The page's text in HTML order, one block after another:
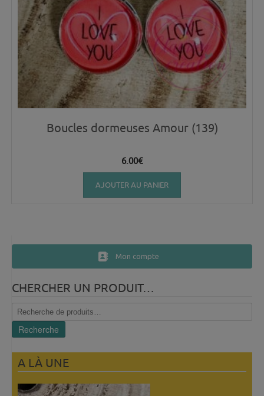
Boucles dormeuses Amour (139)
6.00€
AJOUTER AU PANIER
Mon compte
CHERCHER UN PRODUIT…
Recherche
pour :
Recherche
A LÀ UNE